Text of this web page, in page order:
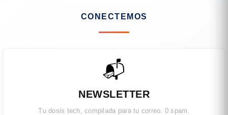
CONECTEMOS
📬
NEWSLETTER
Tu dosis tech, compilada para tu correo. 0 spam.